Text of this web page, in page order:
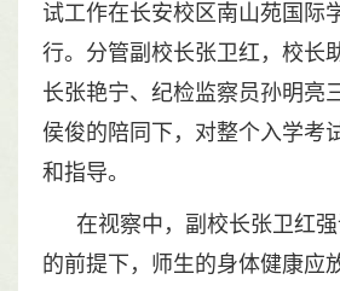
试工作在长安校区南山苑国际
行。分管副校长张卫红，校长
长张艳宁、纪检监察员孙明亮
侯俊的陪同下，对整个入学考
和指导。
在视察中，副校长张卫红
的前提下，师生的身体健康应